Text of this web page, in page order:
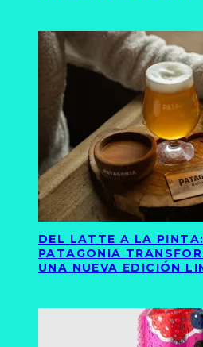
DEL LATTE A LA
PATAGONIA
UNA NUEVA EDICIÓN